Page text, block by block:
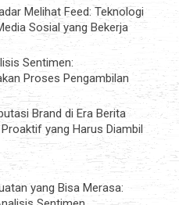
Melihat Feed: Teknologi
Sosial yang Bekerja
Sentimen:
Proses Pengambilan
Brand di Era Berita
yang Harus Diambil
yang Bisa Merasa: